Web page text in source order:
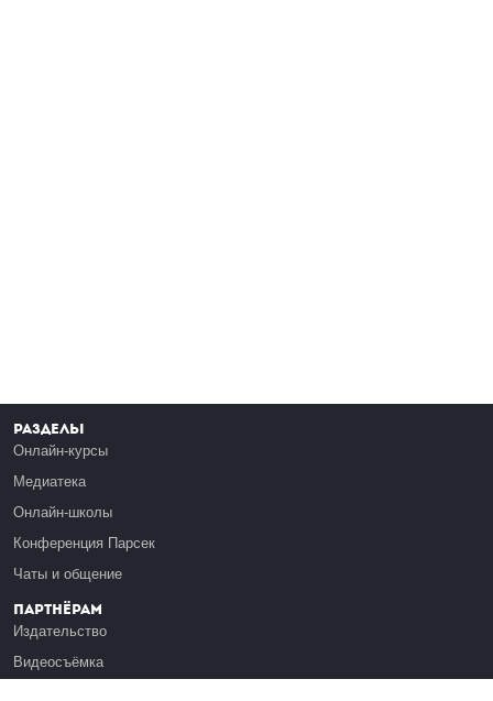
Разделы
Онлайн-курсы
Медиатека
Онлайн-школы
Конференция Парсек
Чаты и общение
Партнёрам
Издательство
Видеосъёмка